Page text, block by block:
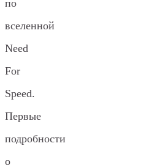
по
вселенной
Need
For
Speed.
Первые
подробности
о